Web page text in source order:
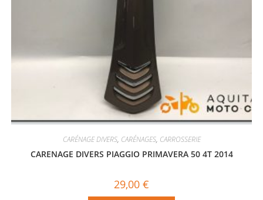
CARÉNAGE DIVERS, CARÉNAGES, CARROSSERIE
CARENAGE DIVERS PIAGGIO PRIMAVERA 50 4T 2014
29,00 €